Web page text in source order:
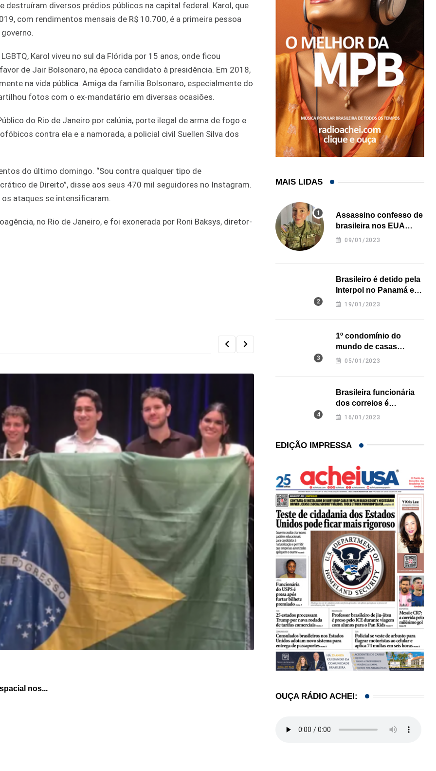
diversos prédios públicos na capital federal. Karol, que
com rendimentos mensais de R$ 10.700, é a primeira pessoa
Karol viveu no sul da Flórida por 15 anos, onde ficou
de Jair Bolsonaro, na época candidato à presidência. Em 2018,
na vida pública. Amiga da família Bolsonaro, especialmente do
fotos com o ex-mandatário em diversas ocasiões.
do Rio de Janeiro por calúnia, porte ilegal de arma de fogo e
contra ela e a namorada, a policial civil Suellen Silva dos
do último domingo. “Sou contra qualquer tipo de
de Direito”, disse aos seus 470 mil seguidores no Instagram.
ataques se intensificaram.
no Rio de Janeiro, e foi exonerada por Roni Baksys, diretor-
nos...
BRASIL,ESTADOS UNIDOS
MAIS LIDAS
Assassino confesso de
brasileira nos EUA
revela onde deixou o
09/01/2023
Brasileiro é detido pela
Interpol no Panamá e
pode pegar prisão
19/01/2023
1º condomínio do
mundo de casas
impressas em 3D é
05/01/2023
Brasileira funcionária
dos correios é
assassinada a facadas
16/01/2023
EDIÇÃO IMPRESSA
OUÇA RÁDIO ACHEI: